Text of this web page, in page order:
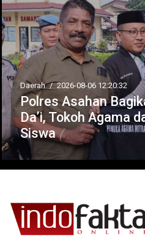
Daerah / 2026-08-06 12:20:32
Polres Asahan
Da’i, Tokoh Agama
Siswa